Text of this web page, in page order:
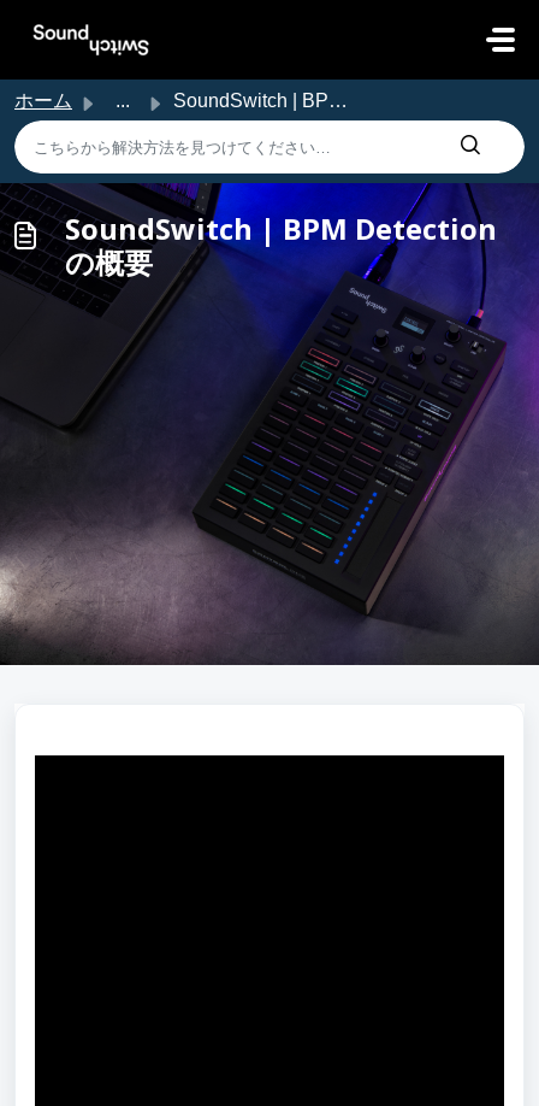
ホーム ... SoundSwitch | BPM Detectionの概要
SoundSwitch | BPM Detection
の概要